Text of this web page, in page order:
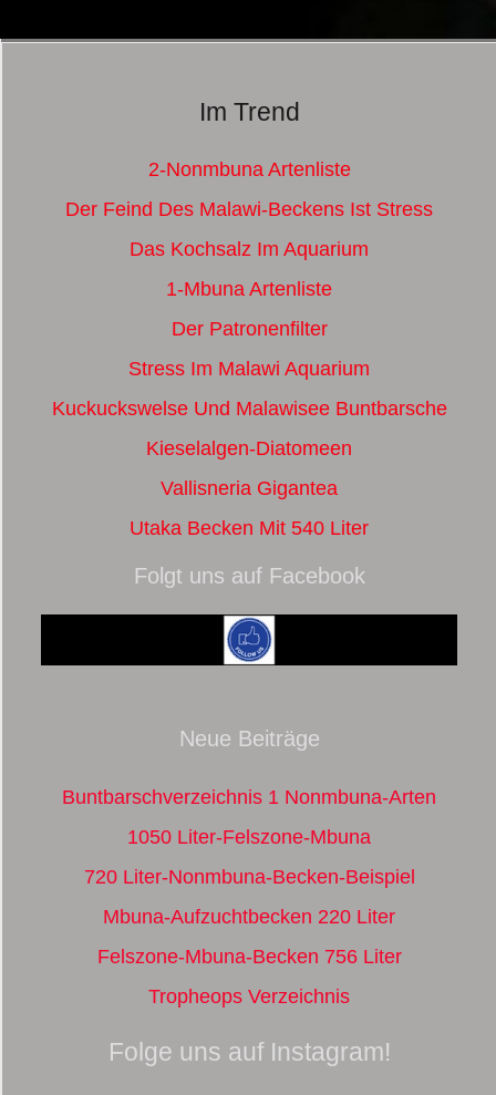
Im Trend
2-Nonmbuna Artenliste
Der Feind Des Malawi-Beckens Ist Stress
Das Kochsalz Im Aquarium
1-Mbuna Artenliste
Der Patronenfilter
Stress Im Malawi Aquarium
Kuckuckswelse Und Malawisee Buntbarsche
Kieselalgen-Diatomeen
Vallisneria Gigantea
Utaka Becken Mit 540 Liter
Folgt uns auf Facebook
Neue Beiträge
Buntbarschverzeichnis 1 Nonmbuna-Arten
1050 Liter-Felszone-Mbuna
720 Liter-Nonmbuna-Becken-Beispiel
Mbuna-Aufzuchtbecken 220 Liter
Felszone-Mbuna-Becken 756 Liter
Tropheops Verzeichnis
Folge uns auf Instagram!